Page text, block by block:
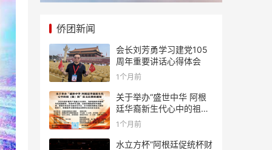
侨团新闻
会长刘芳勇学习建党105
周年重要讲话心得体会
1个月前
关于举办“盛世中华 阿根
廷华裔新生代心中的祖
(籍)国”征文比赛的通知
1个月前
水立方杯”阿根廷促统杯财